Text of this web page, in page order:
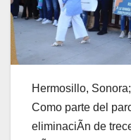
Hermosillo,
Como parte del
eliminaciÃn de